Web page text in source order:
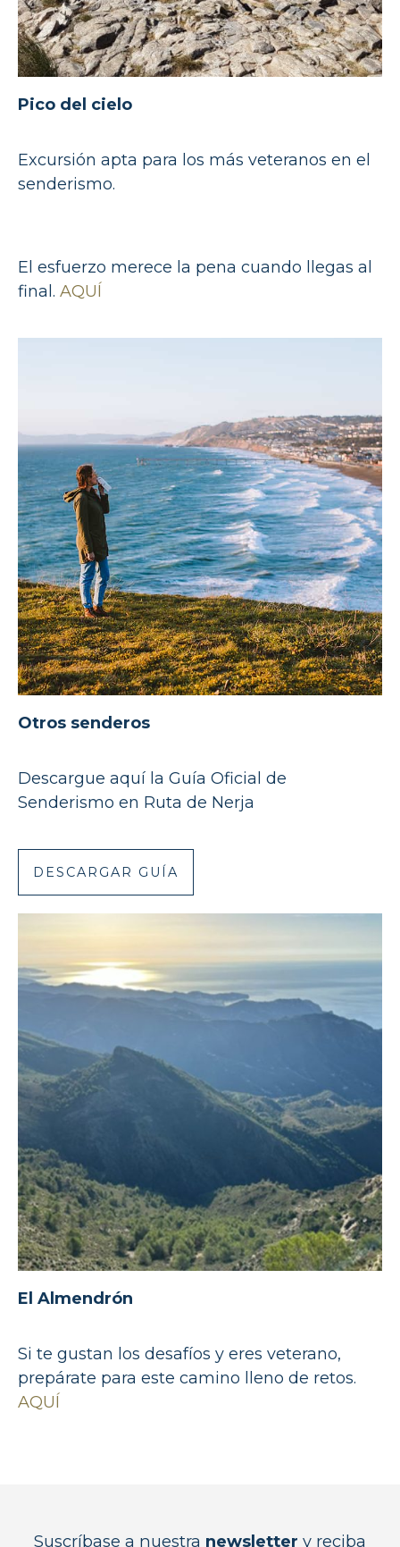
Pico del cielo
Excursión apta para los más veteranos en el
senderismo.
El esfuerzo merece la pena cuando llegas al
final. AQUÍ
Otros senderos
Descargue aquí la Guía Oficial de
Senderismo en Ruta de Nerja
DESCARGAR GUÍA
El Almendrón
Si te gustan los desafíos y eres veterano,
prepárate para este camino lleno de retos.
AQUÍ
Suscríbase a nuestra newsletter y reciba